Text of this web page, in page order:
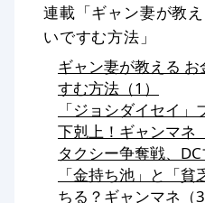
連載「ギャン妻が教
いですむ方法」
ギャン妻が教える
すむ方法（1）
「ジョシダイセイ
下剋上！ギャンマネ
タクシー争奪戦、
「金持ち池」と「
ちる？ギャンマネ（3